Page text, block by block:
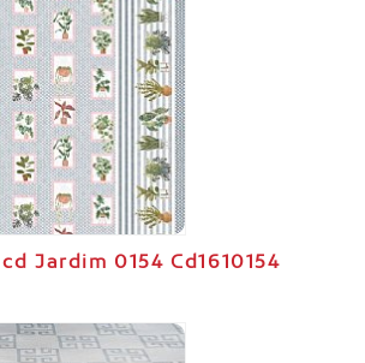
Jardim 0154 Cd1610154